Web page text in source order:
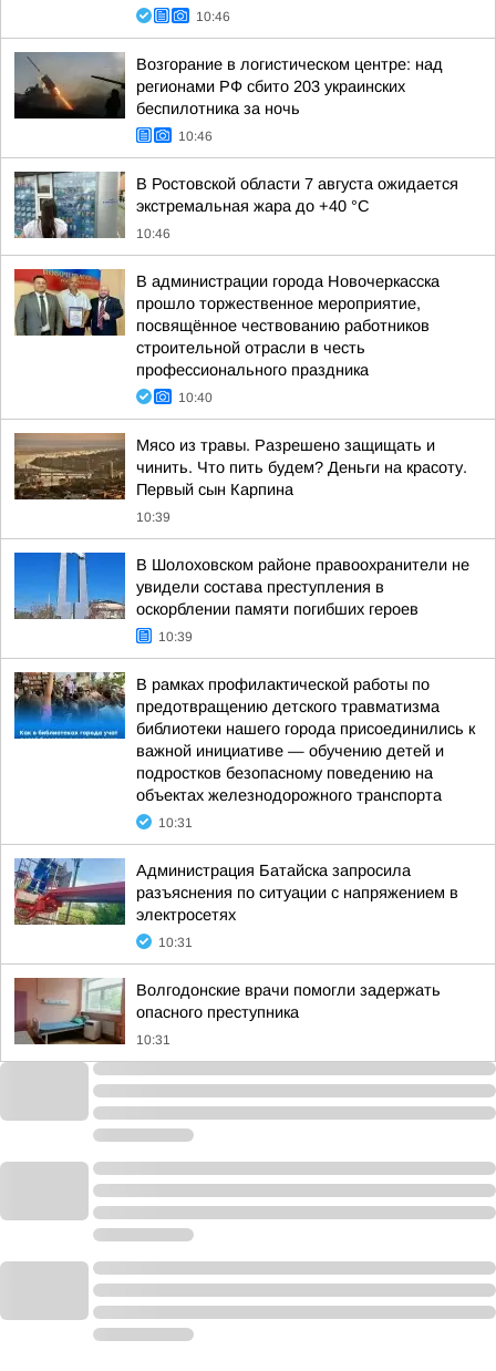
10:46
Возгорание в логистическом центре: над
регионами РФ сбито 203 украинских
беспилотника за ночь
10:46
В Ростовской области 7 августа ожидается
экстремальная жара до +40 °С
10:46
В администрации города Новочеркасска
прошло торжественное мероприятие,
посвящённое чествованию работников
строительной отрасли в честь
профессионального праздника
10:40
Мясо из травы. Разрешено защищать и
чинить. Что пить будем? Деньги на красоту.
Первый сын Карпина
10:39
В Шолоховском районе правоохранители не
увидели состава преступления в
оскорблении памяти погибших героев
10:39
В рамках профилактической работы по
предотвращению детского травматизма
библиотеки нашего города присоединились к
важной инициативе — обучению детей и
подростков безопасному поведению на
объектах железнодорожного транспорта
10:31
Администрация Батайска запросила
разъяснения по ситуации с напряжением в
электросетях
10:31
Волгодонские врачи помогли задержать
опасного преступника
10:31